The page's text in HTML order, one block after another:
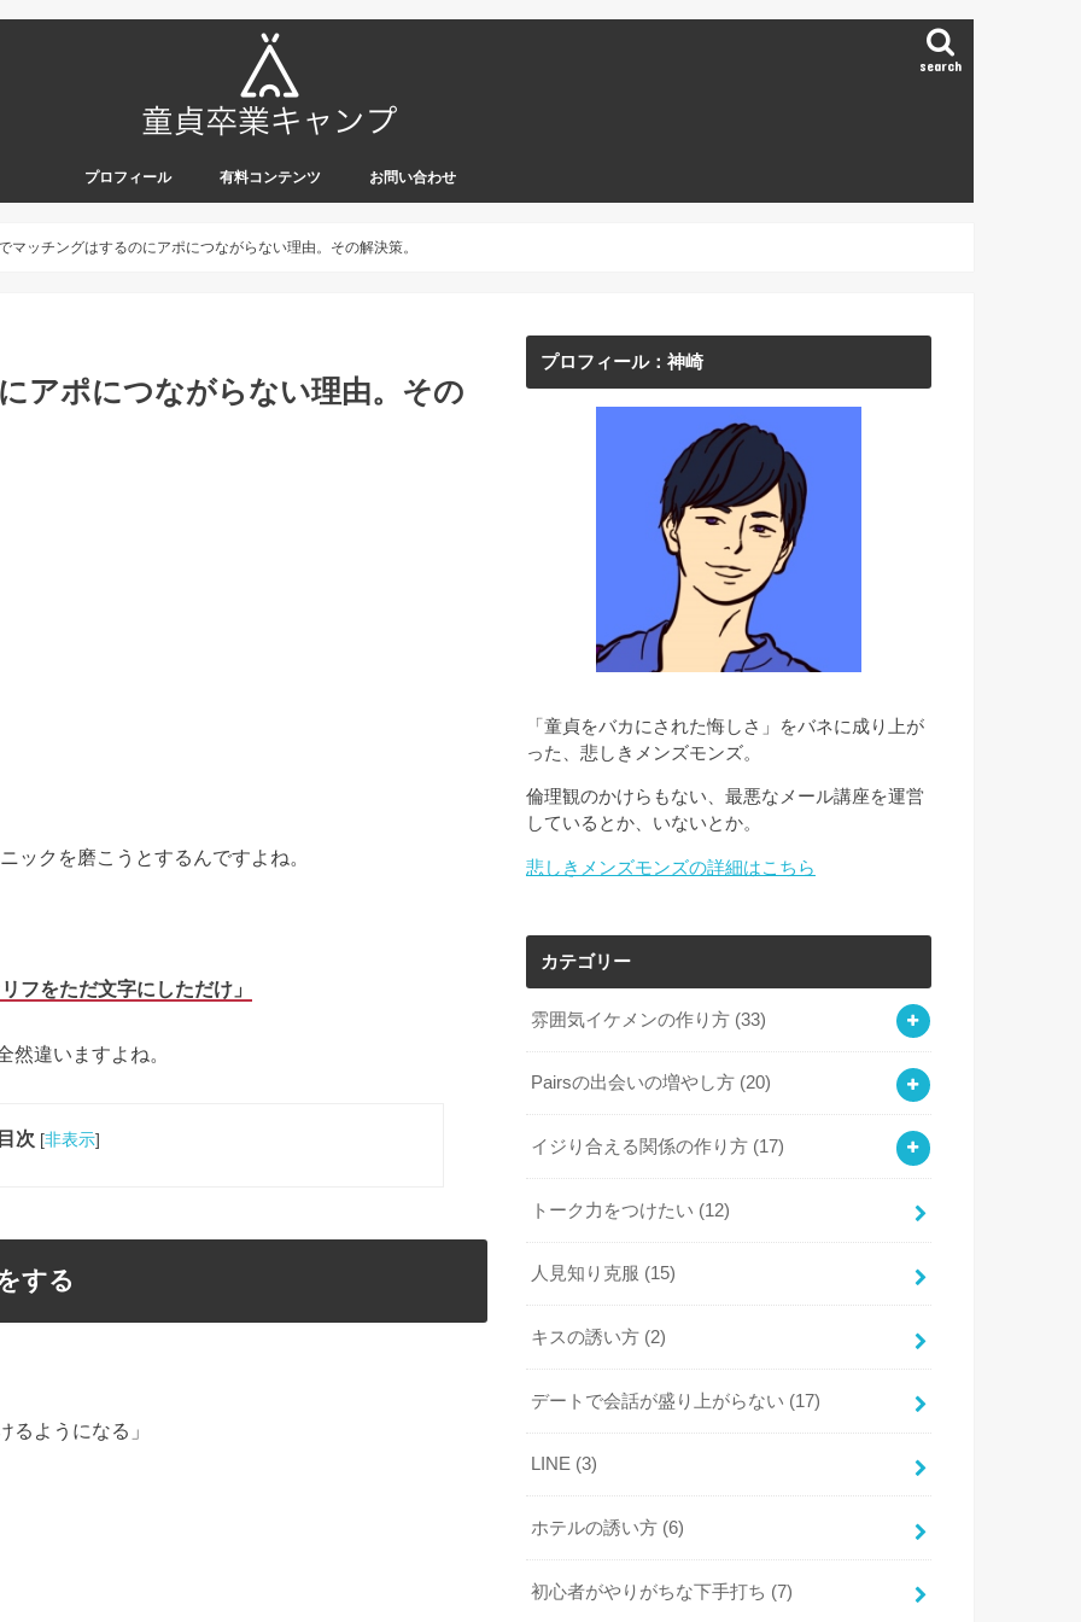
search
プロフィール 有料コンテンツ お問い合わせ
マッチングはするのにアポにつながらない理由。その解決策。
アポにつながらない理由。その
ックを磨こうとするんですよね。
フをただ文字にしただけ」
違いますよね。
次 [非表示]
する
ようになる」
プロフィール：神崎
「童貞をバカにされた悔しさ」をバネに成り上が
った、悲しきメンズモンズ。
倫理観のかけらもない、最悪なメール講座を運営
しているとか、いないとか。
悲しきメンズモンズの詳細はこちら
カテゴリー
雰囲気イケメンの作り方 (33)
Pairsの出会いの増やし方 (20)
イジり合える関係の作り方 (17)
トーク力をつけたい (12)
人見知り克服 (15)
キスの誘い方 (2)
デートで会話が盛り上がらない (17)
LINE (3)
ホテルの誘い方 (6)
初心者がやりがちな下手打ち (7)